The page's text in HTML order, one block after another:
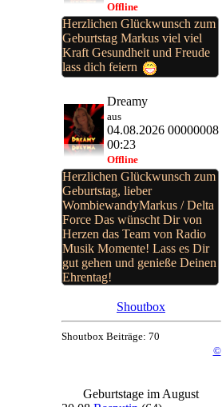
Offline
Herzlichen Glückwunsch zum
Geburtstag Markus viel viel
Kraft Gesundheit und Freude
lass dich feiern
Dreamy
aus
04.08.2026 00000008
00:23
Offline
Herzlichen Glückwunsch zum
Geburtstag, lieber
WombiewandyMarkus / Delta
Force Das wünscht Dir von
Herzen das Team von Radio
Musik Momente! Lass es Dir
gut gehen und genieße Deinen
Ehrentag!
Shoutbox
Shoutbox Beiträge: 70
©
Geburtstage im August